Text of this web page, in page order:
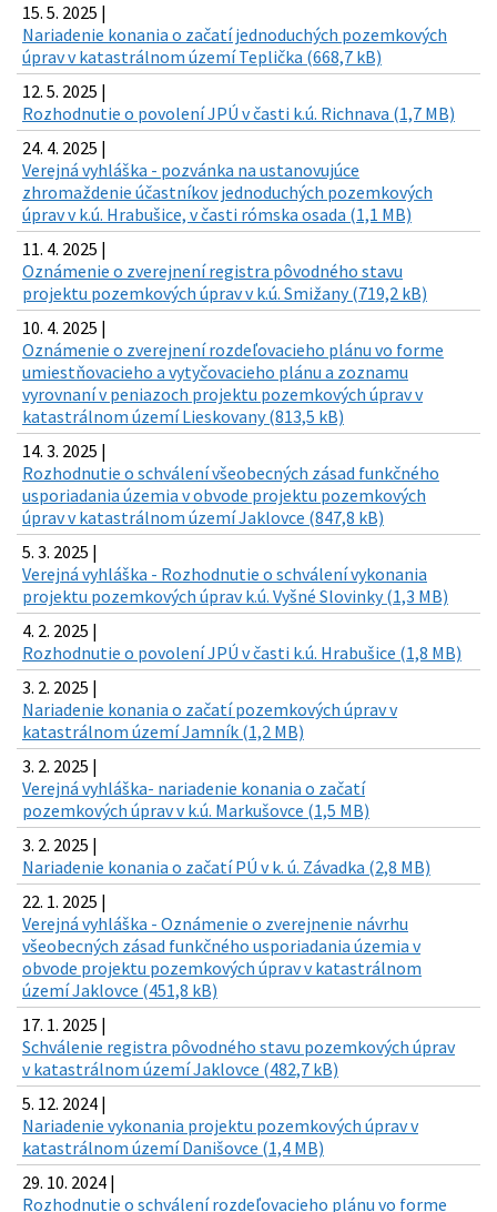
15. 5. 2025 |
Nariadenie konania o začatí jednoduchých pozemkových
úprav v katastrálnom území Teplička (668,7 kB)
12. 5. 2025 |
Rozhodnutie o povolení JPÚ v časti k.ú. Richnava (1,7 MB)
24. 4. 2025 |
Verejná vyhláška - pozvánka na ustanovujúce
zhromaždenie účastníkov jednoduchých pozemkových
úprav v k.ú. Hrabušice, v časti rómska osada (1,1 MB)
11. 4. 2025 |
Oznámenie o zverejnení registra pôvodného stavu
projektu pozemkových úprav v k.ú. Smižany (719,2 kB)
10. 4. 2025 |
Oznámenie o zverejnení rozdeľovacieho plánu vo forme
umiestňovacieho a vytyčovacieho plánu a zoznamu
vyrovnaní v peniazoch projektu pozemkových úprav v
katastrálnom území Lieskovany (813,5 kB)
14. 3. 2025 |
Rozhodnutie o schválení všeobecných zásad funkčného
usporiadania územia v obvode projektu pozemkových
úprav v katastrálnom území Jaklovce (847,8 kB)
5. 3. 2025 |
Verejná vyhláška - Rozhodnutie o schválení vykonania
projektu pozemkových úprav k.ú. Vyšné Slovinky (1,3 MB)
4. 2. 2025 |
Rozhodnutie o povolení JPÚ v časti k.ú. Hrabušice (1,8 MB)
3. 2. 2025 |
Nariadenie konania o začatí pozemkových úprav v
katastrálnom území Jamník (1,2 MB)
3. 2. 2025 |
Verejná vyhláška- nariadenie konania o začatí
pozemkových úprav v k.ú. Markušovce (1,5 MB)
3. 2. 2025 |
Nariadenie konania o začatí PÚ v k. ú. Závadka (2,8 MB)
22. 1. 2025 |
Verejná vyhláška - Oznámenie o zverejnenie návrhu
všeobecných zásad funkčného usporiadania územia v
obvode projektu pozemkových úprav v katastrálnom
území Jaklovce (451,8 kB)
17. 1. 2025 |
Schválenie registra pôvodného stavu pozemkových úprav
v katastrálnom území Jaklovce (482,7 kB)
5. 12. 2024 |
Nariadenie vykonania projektu pozemkových úprav v
katastrálnom území Danišovce (1,4 MB)
29. 10. 2024 |
Rozhodnutie o schválení rozdeľovacieho plánu vo forme